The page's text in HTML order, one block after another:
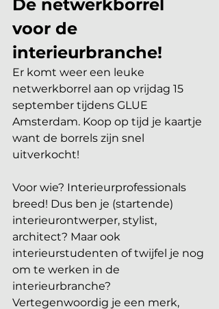
De netwerkborrel
voor de
interieurbranche!
Er komt weer een leuke
netwerkborrel aan op vrijdag 15
september tijdens GLUE
Amsterdam. Koop op tijd je kaartje
want de borrels zijn snel
uitverkocht!
Voor wie? Interieurprofessionals
breed! Dus ben je (startende)
interieurontwerper, stylist,
architect? Maar ook
interieurstudenten of twijfel je nog
om te werken in de
interieurbranche?
Vertegenwoordig je een merk,